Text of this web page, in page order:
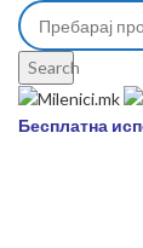
Search
Бесплатна